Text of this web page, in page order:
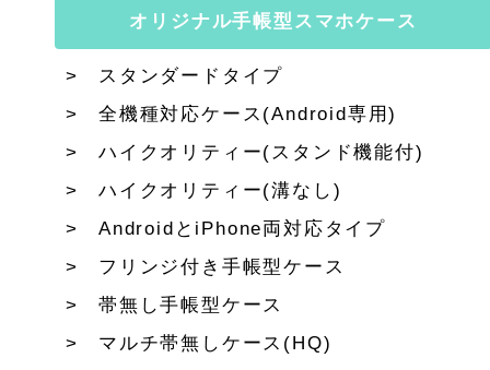
オリジナル手帳型スマホケース
スタンダードタイプ
全機種対応ケース(Android専用)
ハイクオリティー(スタンド機能付)
ハイクオリティー(溝なし)
AndroidとiPhone両対応タイプ
フリンジ付き手帳型ケース
帯無し手帳型ケース
マルチ帯無しケース(HQ)